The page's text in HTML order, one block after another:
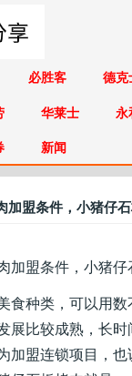
必胜客 德克
华莱士 永
新闻
加盟条件，小猪仔
盟条件，小猪仔
食种类，可以用
展比较成熟，长
加盟连锁项目，